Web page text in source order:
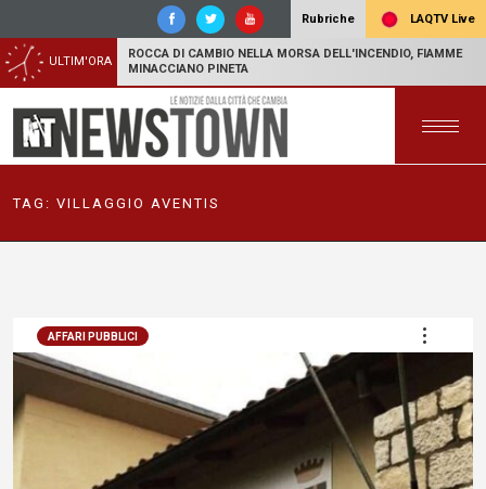
Rubriche LAQTV Live
ULTIM'ORA
ROCCA DI CAMBIO NELLA MORSA DELL'INCENDIO, FIAMME
MINACCIANO PINETA
TAG: VILLAGGIO AVENTIS
AFFARI PUBBLICI